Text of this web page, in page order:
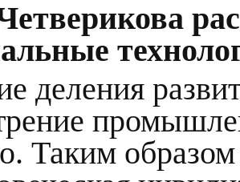
деления
Таким